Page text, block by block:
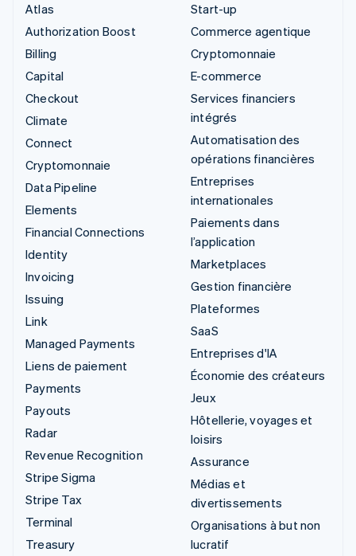
Atlas
Authorization Boost
Billing
Capital
Checkout
Climate
Connect
Cryptomonnaie
Data Pipeline
Elements
Financial Connections
Identity
Invoicing
Issuing
Link
Managed Payments
Liens de paiement
Payments
Payouts
Radar
Revenue Recognition
Stripe Sigma
Stripe Tax
Terminal
Treasury
Start-up
Commerce agentique
Cryptomonnaie
E-commerce
Services financiers
intégrés
Automatisation des
opérations financières
Entreprises
internationales
Paiements dans
l’application
Marketplaces
Gestion financière
Plateformes
SaaS
Entreprises d'IA
Économie des créateurs
Jeux
Hôtellerie, voyages et
loisirs
Assurance
Médias et
divertissements
Organisations à but non
lucratif